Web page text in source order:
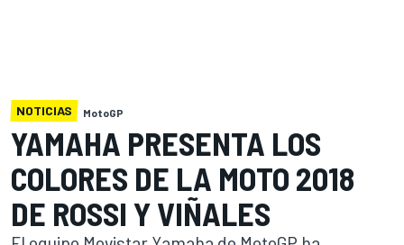
NOTICIAS MotoGP
YAMAHA PRESENTA LOS
COLORES DE LA MOTO 2018
DE ROSSI Y VIÑALES